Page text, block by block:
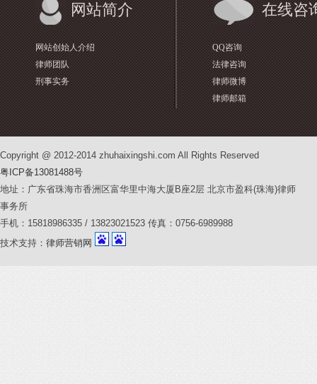
网站简介
网站创始人介绍
律师团队
刑事实务
在线咨
QQ咨询
法律咨询
律师微博
律师邮箱
Copyright @ 2012-2014 zhuhaixingshi.com All Rights Reserved
粤ICP备13081488号
地址：广东省珠海市香洲区富华里中海大厦B座2层 北京市盈科(珠海)律师
事务所
手机：15818986335 / 13823021523 传真：0756-6989988
技术支持： 律师营销网